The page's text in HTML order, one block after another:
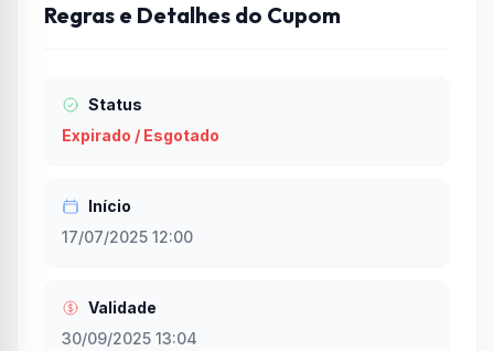
Regras e Detalhes do Cupom
Status
Expirado / Esgotado
Início
17/07/2025 12:00
Validade
30/09/2025 13:04